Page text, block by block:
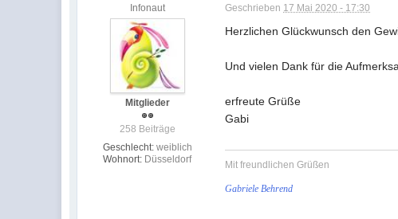
Infonaut
Mitglieder
258 Beiträge
Geschlecht: weiblich
Wohnort: Düsseldorf
Geschrieben 17 Mai 2020 - 17:30
Herzlichen Glückwunsch den
Und vielen Dank für die
erfreute Grüße
Gabi
Mit freundlichen Grüßen
Gabriele Behrend